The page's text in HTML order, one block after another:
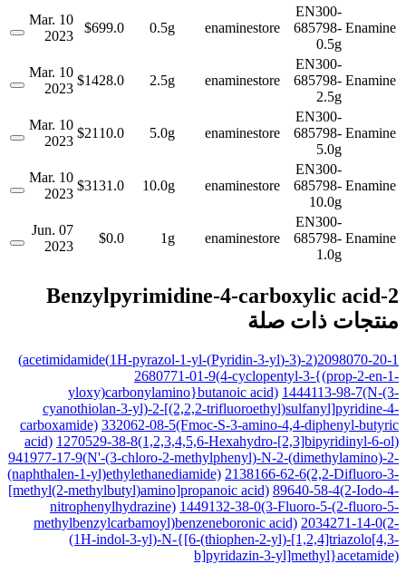
Enamine
EN300-
685798-
0.5g
enaminestore
0.5g
$699.0
10 Mar.
2023
Enamine
EN300-
685798-
2.5g
enaminestore
2.5g
$1428.0
10 Mar.
2023
Enamine
EN300-
685798-
5.0g
enaminestore
5.0g
$2110.0
10 Mar.
2023
Enamine
EN300-
685798-
10.0g
enaminestore
10.0g
$3131.0
10 Mar.
2023
Enamine
EN300-
685798-
1.0g
enaminestore
1g
$0.0
07 Jun.
2023
2-Benzylpyrimidine-4-carboxylic acid
منتجات ذات صلة
2098070-20-1(2-(3-(Pyridin-3-yl)-1H-pyrazol-1-yl)acetimidamide)
2680771-01-9(4-cyclopentyl-3-{(prop-2-en-1-
yloxy)carbonylamino}butanoic acid) 1444113-98-7(N-(3-
cyanothiolan-3-yl)-2-[(2,2,2-trifluoroethyl)sulfanyl]pyridine-4-
carboxamide) 332062-08-5(Fmoc-S-3-amino-4,4-diphenyl-butyric
acid) 1270529-38-8(1,2,3,4,5,6-Hexahydro-[2,3]bipyridinyl-6-ol)
941977-17-9(N'-(3-chloro-2-methylphenyl)-N-2-(dimethylamino)-2-
(naphthalen-1-yl)ethylethanediamide) 2138166-62-6(2,2-Difluoro-3-
[methyl(2-methylbutyl)amino]propanoic acid) 89640-58-4(2-Iodo-4-
nitrophenylhydrazine) 1449132-38-0(3-Fluoro-5-(2-fluoro-5-
methylbenzylcarbamoyl)benzeneboronic acid) 2034271-14-0(2-
(1H-indol-3-yl)-N-{[6-(thiophen-2-yl)-[1,2,4]triazolo[4,3-
b]pyridazin-3-yl]methyl}acetamide)